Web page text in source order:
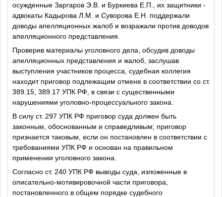
осужденные Заргаров Э.В. и Буркиева Е.П., их защитники -
адвокаты Кадырова Л.М. и Суворова Е.Н. поддержали
доводы апелляционных жалоб и возражали против доводов
апелляционного представления.
Проверив материалы уголовного дела, обсудив доводы
апелляционных представления и жалоб, заслушав
выступления участников процесса, судебная коллегия
находит приговор подлежащим отмене в соответствии со ст.
389.15, 389.17 УПК РФ, в связи с существенными
нарушениями уголовно-процессуального закона.
В силу ст. 297 УПК РФ приговор суда должен быть
законным, обоснованным и справедливым; приговор
признается таковым, если он постановлен в соответствии с
требованиями УПК РФ и основан на правильном
применении уголовного закона.
Согласно ст. 240УПК РФ выводы суда, изложенные в
описательно-мотивировочной части приговора,
постановленного в общем порядке судебного